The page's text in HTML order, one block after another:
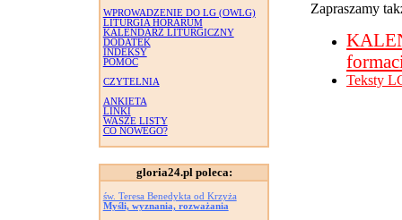
WPROWADZENIE DO LG (OWLG)
LITURGIA HORARUM
KALENDARZ LITURGICZNY
DODATEK
INDEKSY
POMOC
CZYTELNIA
ANKIETA
LINKI
WASZE LISTY
CO NOWEGO?
gloria24.pl poleca:
św. Teresa Benedykta od Krzyża
Myśli, wyznania, rozważania
Zapraszamy
Teksty